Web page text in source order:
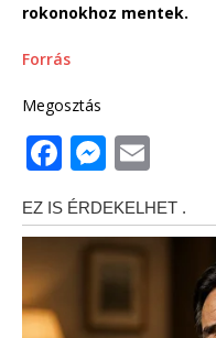
rokonokhoz mentek.
Forrás
Megosztás
F
a
c
e
o
M
ss
e
n
g
ai